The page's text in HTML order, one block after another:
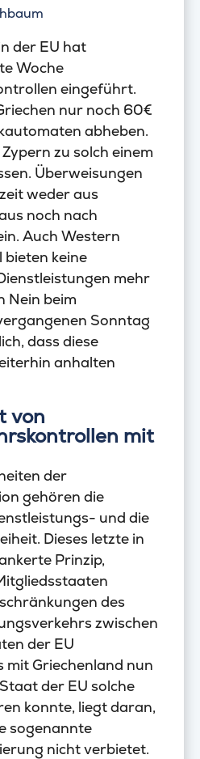
der EU hat
Woche
eingeführt.
nur noch 60€
abheben.
zu solch einem
Überweisungen
weder aus
noch nach
Auch Western
bieten keine
mehr
Nein beim
Sonntag
dass diese
anhalten
von
mit
der
gehören die
und die
Dieses letzte in
Prinzip,
des
zwischen
der EU
mit Griechenland nun
der EU solche
konnte, liegt daran,
sogenannte
nicht verbietet.